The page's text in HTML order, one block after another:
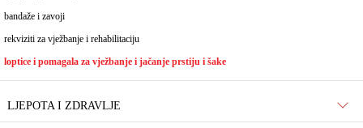
bandaže i zavoji
rekviziti za vježbanje i rehabilitaciju
loptice i pomagala za vježbanje i jačanje prstiju i šake
LJEPOTA I ZDRAVLJE